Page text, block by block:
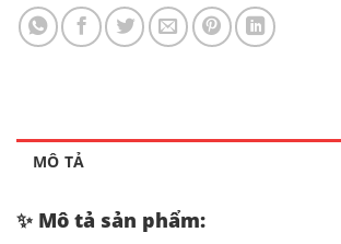
MÔ TẢ
✨ Mô tả sản phẩm: